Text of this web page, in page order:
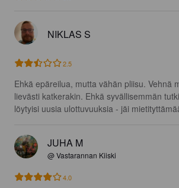
NIKLAS S
2.5
Ehkä epäreilua, mutta vähän pliisu. Vehnä
lievästi katkerakin. Ehkä syvällisemmän
löytyisi uusia ulottuvuuksia - jäi
JUHA M
@ Vastarannan Kiiski
4.0